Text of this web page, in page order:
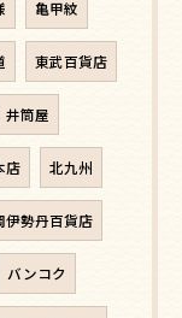
亀甲紋
東武百貨店
井筒屋
店 北九州
伊勢丹百貨店
バンコク